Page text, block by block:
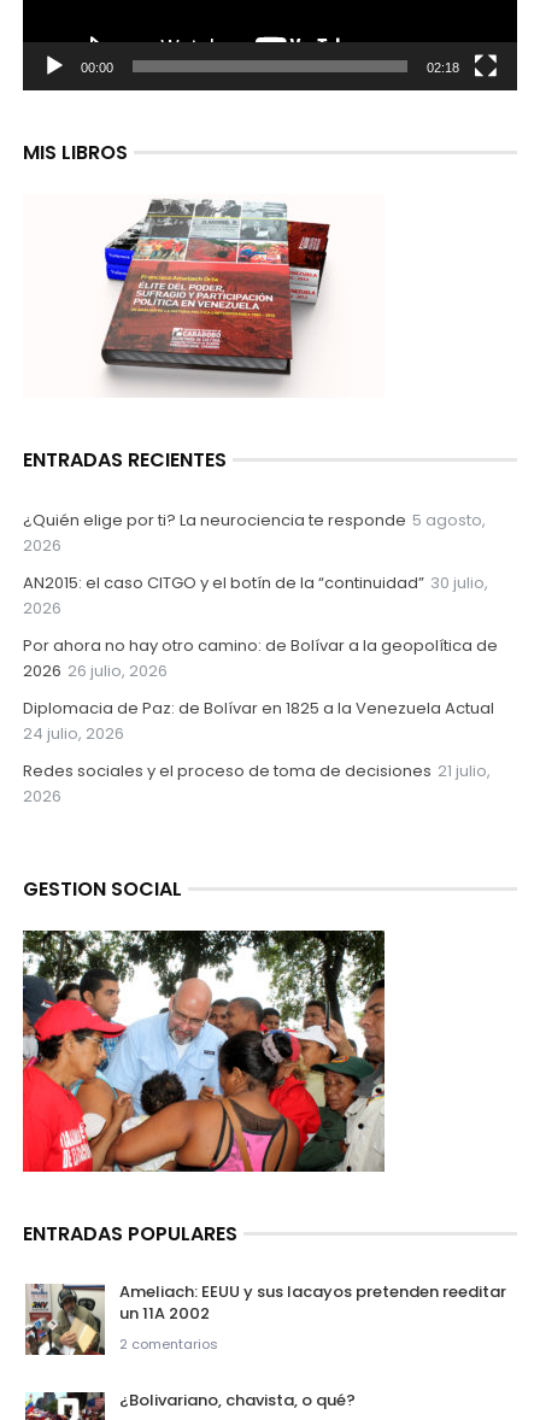
00:00 02:18
MIS LIBROS
ENTRADAS RECIENTES
¿Quién elige por ti? La neurociencia te responde 5 agosto,
2026
AN2015: el caso CITGO y el botín de la “continuidad” 30 julio,
2026
Por ahora no hay otro camino: de Bolívar a la geopolítica de
2026 26 julio, 2026
Diplomacia de Paz: de Bolívar en 1825 a la Venezuela Actual
24 julio, 2026
Redes sociales y el proceso de toma de decisiones 21 julio,
2026
GESTION SOCIAL
ENTRADAS POPULARES
Ameliach: EEUU y sus lacayos pretenden reeditar
un 11A 2002
2 comentarios
¿Bolivariano, chavista, o qué?